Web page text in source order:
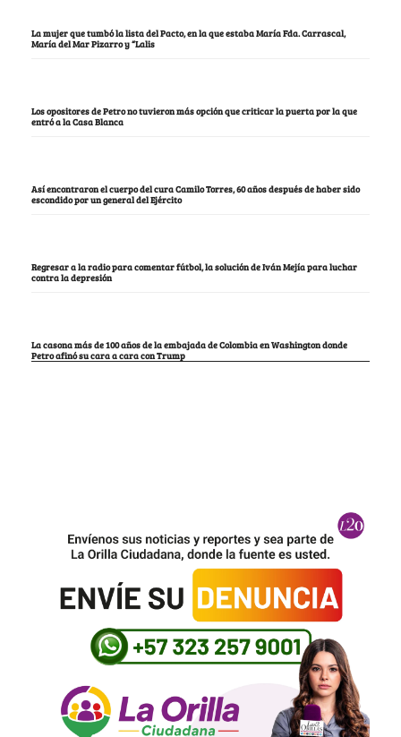
La mujer que tumbó la lista del Pacto, en la que estaba María Fda. Carrascal,
María del Mar Pizarro y “Lalis
Los opositores de Petro no tuvieron más opción que criticar la puerta por la que
entró a la Casa Blanca
Así encontraron el cuerpo del cura Camilo Torres, 60 años después de haber sido
escondido por un general del Ejército
Regresar a la radio para comentar fútbol, la solución de Iván Mejía para luchar
contra la depresión
La casona más de 100 años de la embajada de Colombia en Washington donde
Petro afinó su cara a cara con Trump